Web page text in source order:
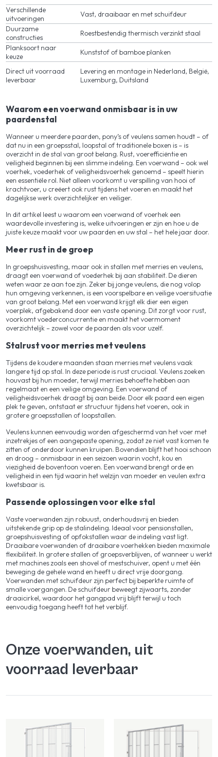
Verschillende
uitvoeringen
Vast, draaibaar en met schuifdeur
Duurzame
constructies
Roestbestendig thermisch verzinkt staal
Planksoort naar
keuze
Kunststof of bamboe planken
Direct uit voorraad
leverbaar
Levering en montage in Nederland, België,
Luxemburg, Duitsland
Waarom een voerwand onmisbaar is in uw
paardenstal
Wanneer u meerdere paarden, pony’s of veulens samen houdt – of
dat nu in een groepsstal, loopstal of traditionele boxen is – is
overzicht in de stal van groot belang. Rust, voerefficiëntie en
veiligheid beginnen bij een slimme indeling. Een voerwand – ook wel
voerhek, voederhek of veiligheidsvoerhek genoemd – speelt hierin
een essentiële rol. Niet alleen voorkomt u verspilling van hooi of
krachtvoer, u creëert ook rust tijdens het voeren en maakt het
dagelijkse werk overzichtelijker en veiliger.
In dit artikel leest u waarom een voerwand of voerhek een
waardevolle investering is, welke uitvoeringen er zijn en hoe u de
juiste keuze maakt voor uw paarden en uw stal – het hele jaar door.
Meer rust in de groep
In groepshuisvesting, maar ook in stallen met merries en veulens,
draagt een voerwand of voederhek bij aan stabiliteit. De dieren
weten waar ze aan toe zijn. Zeker bij jonge veulens, die nog volop
hun omgeving verkennen, is een voorspelbare en veilige voersituatie
van groot belang. Met een voerwand krijgt elk dier een eigen
voerplek, afgebakend door een vaste opening. Dit zorgt voor rust,
voorkomt voederconcurrentie en maakt het voermoment
overzichtelijk – zowel voor de paarden als voor uzelf.
Stalrust voor merries met veulens
Tijdens de koudere maanden staan merries met veulens vaak
langere tijd op stal. In deze periode is rust cruciaal. Veulens zoeken
houvast bij hun moeder, terwijl merries behoefte hebben aan
regelmaat en een veilige omgeving. Een voerwand of
veiligheidsvoerhek draagt bij aan beide. Door elk paard een eigen
plek te geven, ontstaat er structuur tijdens het voeren, ook in
grotere groepsstallen of loopstallen.
Veulens kunnen eenvoudig worden afgeschermd van het voer met
inzetrekjes of een aangepaste opening, zodat ze niet vast komen te
zitten of onderdoor kunnen kruipen. Bovendien blijft het hooi schoon
en droog – onmisbaar in een seizoen waarin vocht, kou en
viezigheid de boventoon voeren. Een voerwand brengt orde en
veiligheid in een tijd waarin het welzijn van moeder en veulen extra
kwetsbaar is.
Passende oplossingen voor elke stal
Vaste voerwanden zijn robuust, onderhoudsvrij en bieden
uitstekende grip op de stalindeling. Ideaal voor pensionstallen,
groepshuisvesting of opfokstallen waar de indeling vast ligt.
Draaibare voerwanden of draaibare voerhekken bieden maximale
flexibiliteit. In grotere stallen of groepsverblijven, of wanneer u werkt
met machines zoals een shovel of mestschuiver, opent u met één
beweging de gehele wand en heeft u direct vrije doorgang.
Voerwanden met schuifdeur zijn perfect bij beperkte ruimte of
smalle voergangen. De schuifdeur beweegt zijwaarts, zonder
draaicirkel, waardoor het gangpad vrij blijft terwijl u toch
eenvoudig toegang heeft tot het verblijf.
Onze voerwanden, uit
voorraad leverbaar